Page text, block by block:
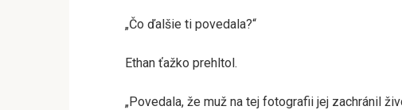
„Čo ďalšie ti povedala?“
Ethan ťažko prehltol.
„Povedala, že muž na tej fotografii jej zachránil